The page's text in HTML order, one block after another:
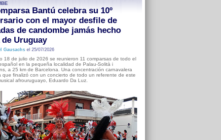
Bantú celebra su 10º
con el mayor desfile de
de candombe jamás hecho
Uruguay
Gausachsel 25/07/2026
18 de julio de 2026 se reunieron 11 comparsas de todo el
en la pequeña localidad de Palau-Solità i
a 25 km de Barcelona. Una concentración carnavalera
que finalizó con un concierto de todo un referente de este
afrouruguayo, Eduardo Da Luz.